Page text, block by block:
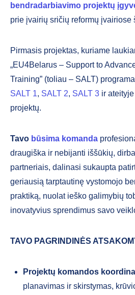
bendradarbiavimo projektų
prie įvairių sričių reformų įvairiose
Pirmasis projektas, kuriame
„EU4Belarus – Support to
Training” (toliau – SALT)
SALT 1, SALT 2, SALT 3 ir
projektų.
Tavo būsima komanda
draugiška ir nebijanti iššūkių,
partneriais, dalinasi sukaupta
geriausią tarptautinę vystomojo
praktiką, nuolat ieško galimybių
inovatyvius sprendimus savo
TAVO PAGRINDINĖS
Projektų komandos
planavimas ir skirstymas,